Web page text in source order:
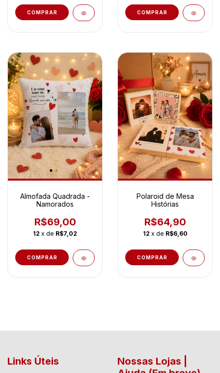
Almofada Quadrada -
Namorados
R$69,00
12 x de R$7,02
Polaroid de Mesa
Histórias
R$64,90
12 x de R$6,60
Links Úteis
Nossas Lojas |